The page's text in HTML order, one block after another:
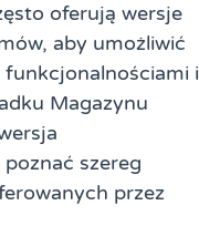
oferują wersje
aby umożliwić
funkcjonalnościami i
Magazynu
szereg
przez